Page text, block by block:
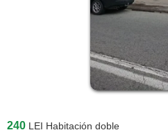
240 LEI Habitación doble